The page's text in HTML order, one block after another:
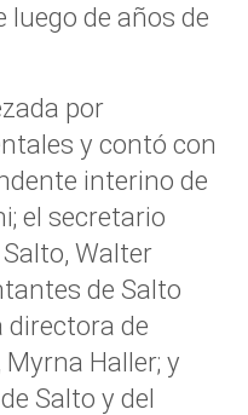
de años de
por
y contó con
interino de
el secretario
Walter
de Salto
directora de
Haller; y
Salto y del